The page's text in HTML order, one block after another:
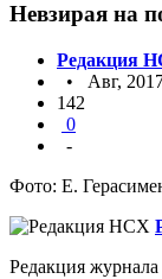
Невзирая на
Редакция
• Авг,
142
0
-
Фото: Е.
Редакция журнала